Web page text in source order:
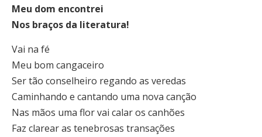
Meu dom encontrei
Nos braços da literatura!
Vai na fé
Meu bom cangaceiro
Ser tão conselheiro regando as veredas
Caminhando e cantando uma nova canção
Nas mãos uma flor vai calar os canhões
Faz clarear as tenebrosas transações